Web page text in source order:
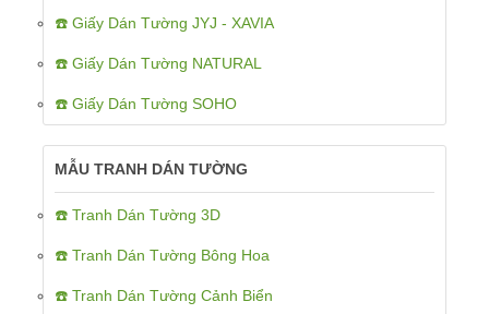
☎️ Giấy Dán Tường JYJ - XAVIA
☎️ Giấy Dán Tường NATURAL
☎️ Giấy Dán Tường SOHO
MẪU TRANH DÁN TƯỜNG
☎️ Tranh Dán Tường 3D
☎️ Tranh Dán Tường Bông Hoa
☎️ Tranh Dán Tường Cảnh Biển